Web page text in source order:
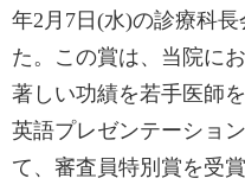
年2月7日(水)の診療科
た。この賞は、当院に
著しい功績を若手医師
英語プレゼンテーショ
て、審査員特別賞を受